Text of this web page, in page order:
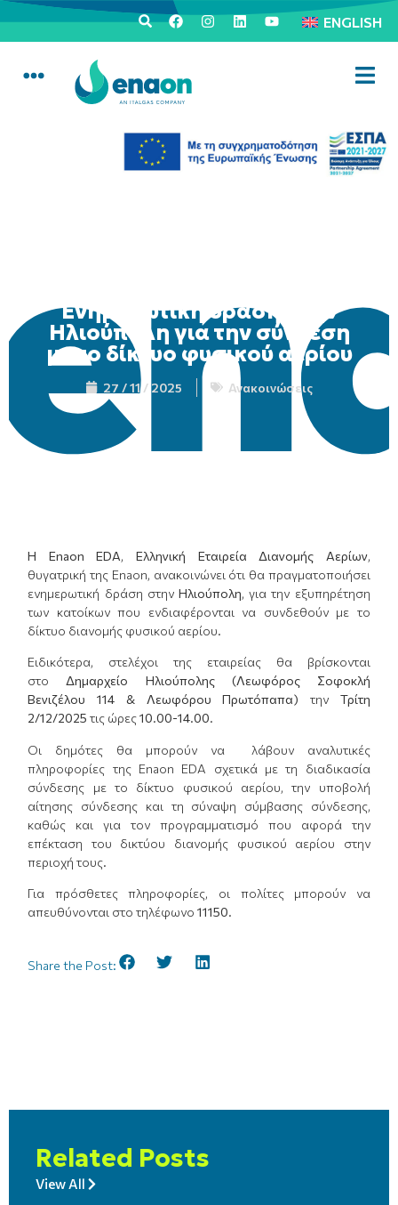
ENGLISH
Ενημερωτική δράση στην
Ηλιούπολη για την σύνδεση
με το δίκτυο φυσικού αερίου
27 / 11 / 2025 Ανακοινώσεις
Η Enaon EDA,Ελληνική Εταιρεία Διανομής Αερίων,
θυγατρική της Enaon, ανακοινώνει ότι θα πραγματοποιήσει
ενημερωτική δράση στην Ηλιούπολη, για την εξυπηρέτηση
των κατοίκων που ενδιαφέρονται να συνδεθούν με το
δίκτυο διανομής φυσικού αερίου.
Ειδικότερα, στελέχοι της εταιρείας θα βρίσκονται
στο Δημαρχείο Ηλιούπολης (Λεωφόρος Σοφοκλή
Βενιζέλου 114 & Λεωφόρου Πρωτόπαπα) την Τρίτη
2/12/2025τις ώρες10.00-14.00.
Οι δημότες θα μπορούν να λάβουν αναλυτικές
πληροφορίες της Enaon EDA σχετικά με τη διαδικασία
σύνδεσης με το δίκτυο φυσικού αερίου, την υποβολή
αίτησης σύνδεσης και τη σύναψη σύμβασης σύνδεσης,
καθώς και για τον προγραμματισμό που αφορά την
επέκταση του δικτύου διανομής φυσικού αερίου στην
περιοχή τους.
Για πρόσθετες πληροφορίες, οι πολίτες μπορούν να
απευθύνονται στο τηλέφωνο11150.
Share the Post:
Related Posts
View All